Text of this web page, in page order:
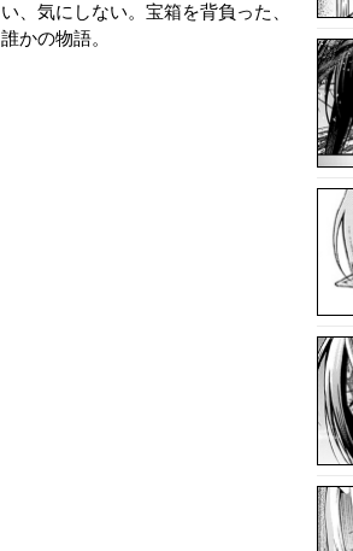
い、気にしない。宝箱を背負った、
誰かの物語。